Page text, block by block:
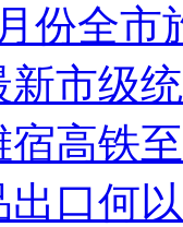
份全市
市级
宿高铁
口何